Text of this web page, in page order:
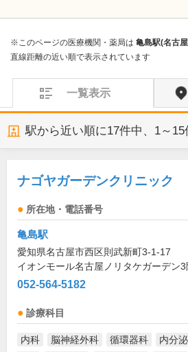
※このページの医療機関・薬局は 亀島駅(名古
直線距離の近い順で表示されています
一覧表示
駅から近い順に17件中、 1～15
ナゴヤガーデンクリニック
所在地・電話番号
亀島駅
愛知県名古屋市西区則武新町3-1-17
イオンモール名古屋ノリタケガーデン3
052-564-5182
診療科目
内科 脳神経外科 循環器科 内分